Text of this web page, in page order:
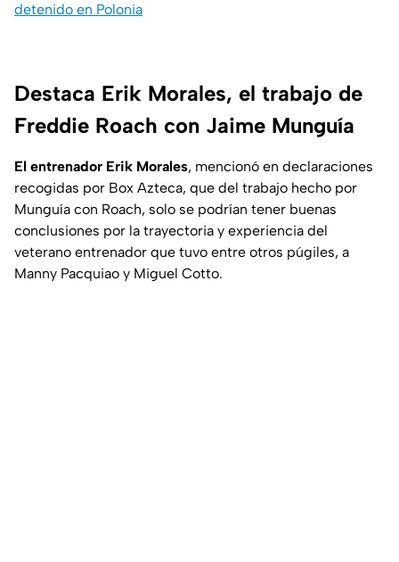
detenido en Polonia
Destaca Erik Morales, el trabajo de
Freddie Roach con Jaime Munguía
El entrenador Erik Morales, mencionó en declaraciones
recogidas por Box Azteca, que del trabajo hecho por
Munguía con Roach, solo se podrían tener buenas
conclusiones por la trayectoria y experiencia del
veterano entrenador que tuvo entre otros púgiles, a
Manny Pacquiao y Miguel Cotto.